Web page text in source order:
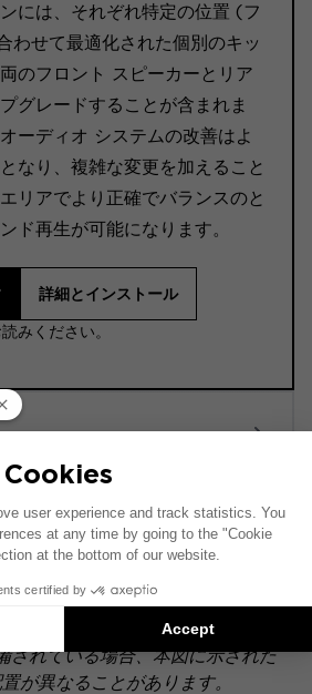
には、それぞれ特定の位置 (フ
わせて最適化された個別のキッ
のフロント スピーカーとリア
グレードすることが含まれま
ーディオ システムの改善はよ
なり、複雑な変更を加えること
リアでより正確でバランスのと
ド再生が可能になります。
詳細とインストール
みください。
は、純正オーディオシステムを搭
成されています。特定のハイファ
されている場合、本図に示された
が異なることがあります。